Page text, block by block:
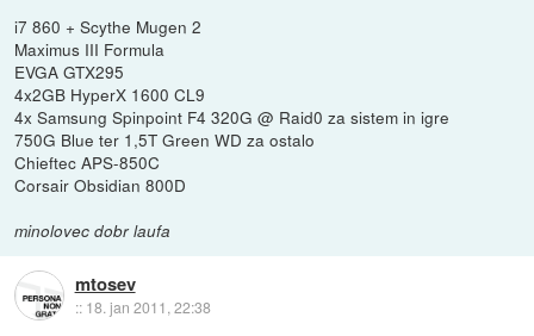
i7 860 + Scythe Mugen 2
Maximus III Formula
EVGA GTX295
4x2GB HyperX 1600 CL9
4x Samsung Spinpoint F4 320G @ Raid0 za sistem in igre
750G Blue ter 1,5T Green WD za ostalo
Chieftec APS-850C
Corsair Obsidian 800D
minolovec dobr laufa
mtosev
:: 18. jan 2011, 22:38